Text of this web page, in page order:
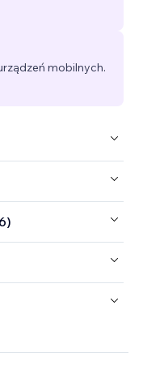
mobilnych.